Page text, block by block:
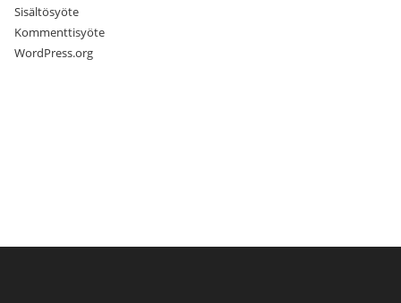
Sisältösyöte
Kommenttisyöte
WordPress.org